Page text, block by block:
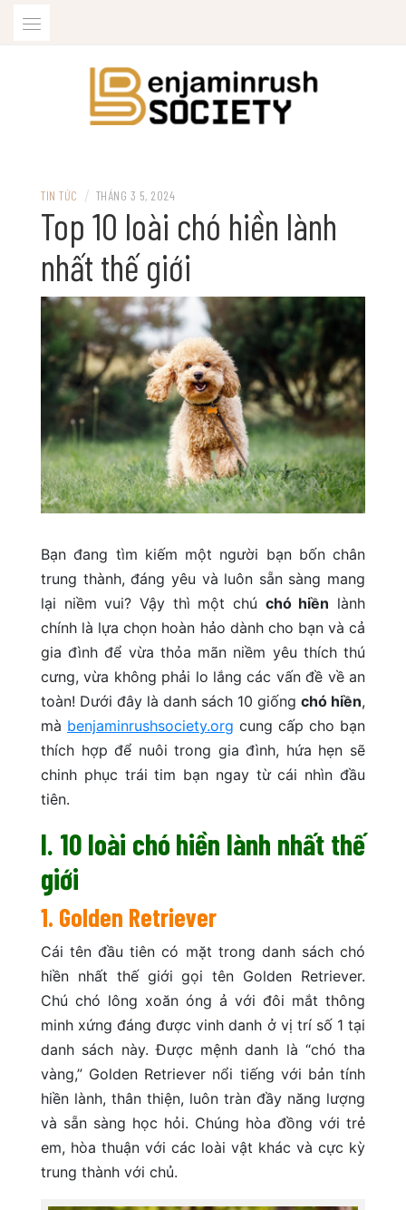
TIN TỨC / THÁNG 3 5, 2024
Top 10 loài chó hiền lành
nhất thế giới
Bạn đang tìm kiếm một người bạn bốn chân
trung thành, đáng yêu và luôn sẵn sàng mang
lại niềm vui? Vậy thì một chú chó hiền lành
chính là lựa chọn hoàn hảo dành cho bạn và cả
gia đình để vừa thỏa mãn niềm yêu thích thú
cưng, vừa không phải lo lắng các vấn đề về an
toàn! Dưới đây là danh sách 10 giống chó hiền,
mà benjaminrushsociety.org cung cấp cho bạn
thích hợp để nuôi trong gia đình, hứa hẹn sẽ
chinh phục trái tim bạn ngay từ cái nhìn đầu
tiên.
I. 10 loài chó hiền lành nhất thế
giới
1. Golden Retriever
Cái tên đầu tiên có mặt trong danh sách chó
hiền nhất thế giới gọi tên Golden Retriever.
Chú chó lông xoăn óng ả với đôi mắt thông
minh xứng đáng được vinh danh ở vị trí số 1 tại
danh sách này. Được mệnh danh là “chó tha
vàng,” Golden Retriever nổi tiếng với bản tính
hiền lành, thân thiện, luôn tràn đầy năng lượng
và sẵn sàng học hỏi. Chúng hòa đồng với trẻ
em, hòa thuận với các loài vật khác và cực kỳ
trung thành với chủ.